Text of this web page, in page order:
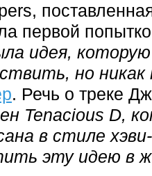
первой
идея,
но никак
. Речь о треке
Tenacious D,
в стиле
эту идею в